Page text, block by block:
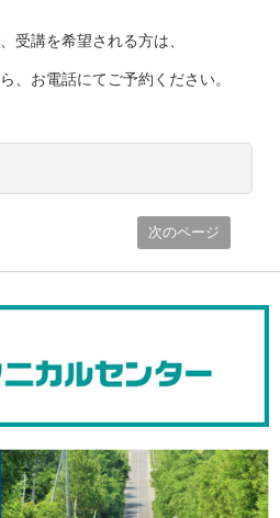
受講を希望される方は、
、お電話にてご予約ください。
次のページ